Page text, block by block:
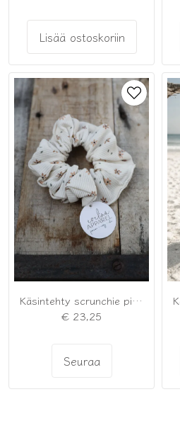
Lisää ostoskoriin
Käsintehty scrunchie pieni kukka
€ 23,25
Seuraa